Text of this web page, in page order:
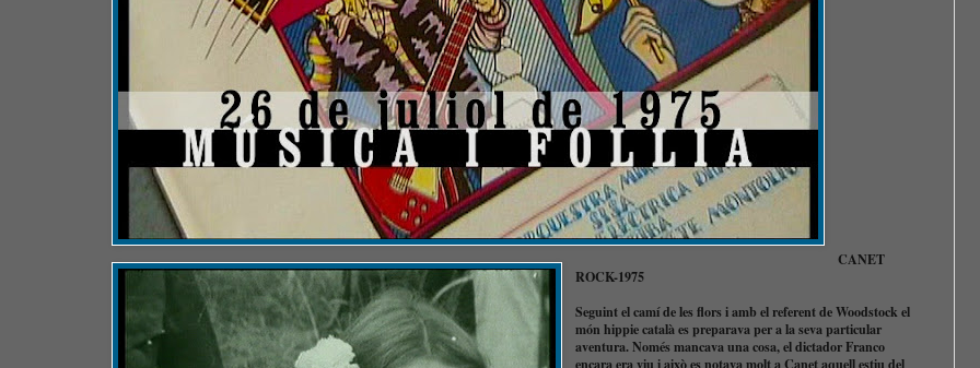
CANET
ROCK-1975
Seguint el camí de les flors i amb el referent de Woodstock el
món hippie català es preparava per a la seva particular
aventura. Només mancava una cosa, el dictador Franco
encara era viu i això es notava molt a Canet aquell estiu del